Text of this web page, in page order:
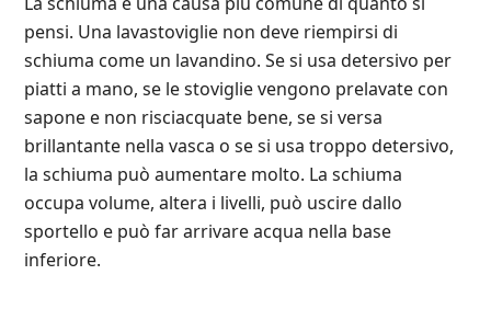
pensi. Una lavastoviglie non deve riempirsi di
schiuma come un lavandino. Se si usa detersivo per
piatti a mano, se le stoviglie vengono prelavate con
sapone e non risciacquate bene, se si versa
brillantante nella vasca o se si usa troppo detersivo,
la schiuma può aumentare molto. La schiuma
occupa volume, altera i livelli, può uscire dallo
sportello e può far arrivare acqua nella base
inferiore.